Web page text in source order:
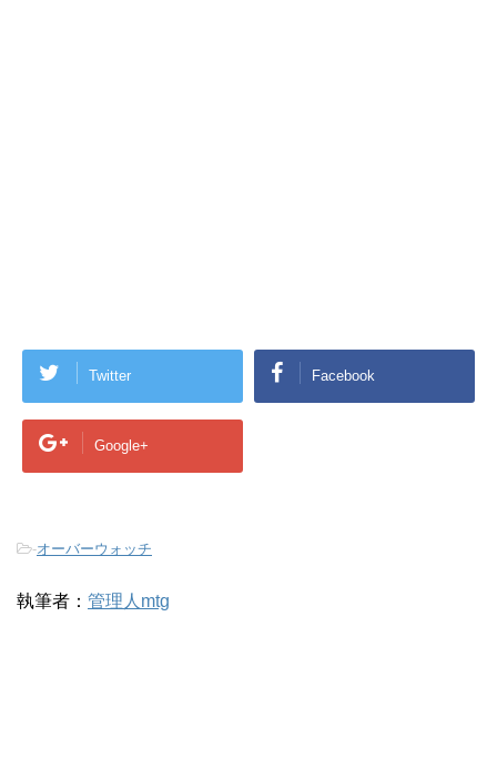
Twitter Facebook
Google+
-オーバーウォッチ
執筆者： 管理人mtg